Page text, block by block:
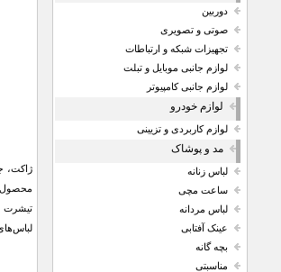
دوربین
صوتی و تصویری
تجهیزات شبکه و ارتباطات
لوازم جانبی موبایل و تبلت
لوازم جانبی کامپیوتر
لوازم خودرو
لوازم کاربردی و تزیینی
مد و پوشاک
لباس زنانه
ساعت مچی
لباس مردانه
عینک آفتابی
بچه گانه
مناسبتی
ژاکت،
محصول
تیشرت